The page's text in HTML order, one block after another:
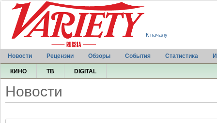
К началу
Новости Рецензии Обзоры События Статистика
КИНО ТВ DIGITAL
Новости